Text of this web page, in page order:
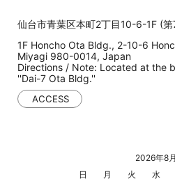
仙台市青葉区本町2丁目10-6-1F (
1F Honcho Ota Bldg., 2-10-6
Miyagi 980-0014, Japan
Directions / Note: Located at the
''Dai-7 Ota Bldg.''
ACCESS
2026年8月
日
月 火 水